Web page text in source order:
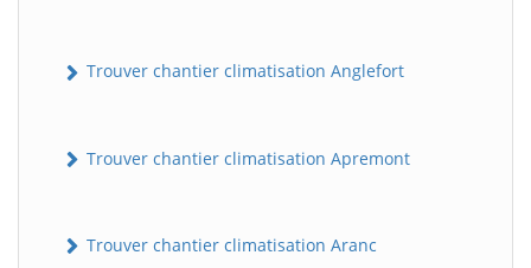
Trouver chantier climatisation Anglefort
Trouver chantier climatisation Apremont
Trouver chantier climatisation Aranc